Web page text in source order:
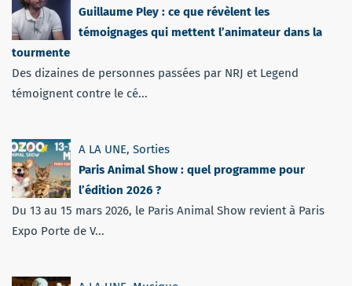
Guillaume Pley : ce que révèlent les
témoignages qui mettent l’animateur dans la
tourmente
Des dizaines de personnes passées par NRJ et Legend
témoignent contre le cé...
A LA UNE, Sorties
Paris Animal Show : quel programme pour
l’édition 2026 ?
Du 13 au 15 mars 2026, le Paris Animal Show revient à Paris
Expo Porte de V...